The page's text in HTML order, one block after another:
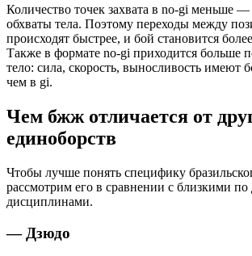
Количество точек захвата в no-gi меньше —
обхваты тела. Поэтому переходы между
происходят быстрее, и бой становится
Также в формате no-gi приходится больше
тело: сила, скорость, выносливость имеют
чем в gi.
Чем бжж отличается от
единоборств
Чтобы лучше понять специфику
рассмотрим его в сравнении с близкими по
дисциплинами.
— Дзюдо